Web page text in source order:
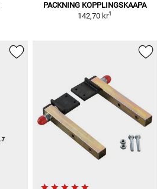
PACKNING KOPPLINGSKAAPA
142,70 kr1